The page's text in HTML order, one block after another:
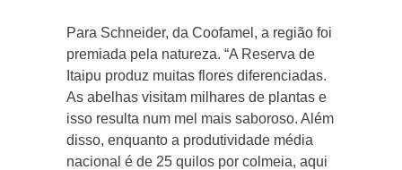
Para Schneider, da Coofamel, a região foi
premiada pela natureza. “A Reserva de
Itaipu produz muitas flores diferenciadas.
As abelhas visitam milhares de plantas e
isso resulta num mel mais saboroso. Além
disso, enquanto a produtividade média
nacional é de 25 quilos por colmeia, aqui